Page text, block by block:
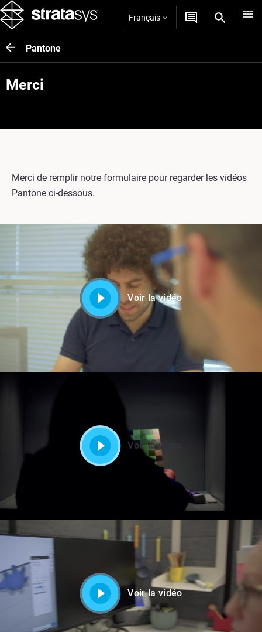
Français
Pantone
Merci
Merci de remplir notre formulaire pour regarder les vidéos
Pantone ci-dessous.
Voir la vidéo
Voir la vidéo
Voir la vidéo